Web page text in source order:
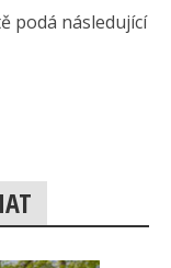
podá následující